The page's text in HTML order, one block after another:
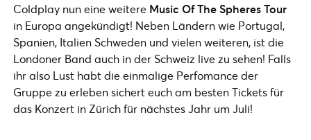
Coldplay nun eine weitere Music Of The SpheresTour
in Europa angekündigt! Neben Ländern wie Portugal,
Spanien, Italien Schweden und vielen weiteren, ist die
Londoner Band auch in der Schweiz live zu sehen! Falls
ihr also Lust habt die einmalige Perfomance der
Gruppe zu erleben sichert euch am besten Tickets für
das Konzert in Zürich für nächstes Jahr um Juli!